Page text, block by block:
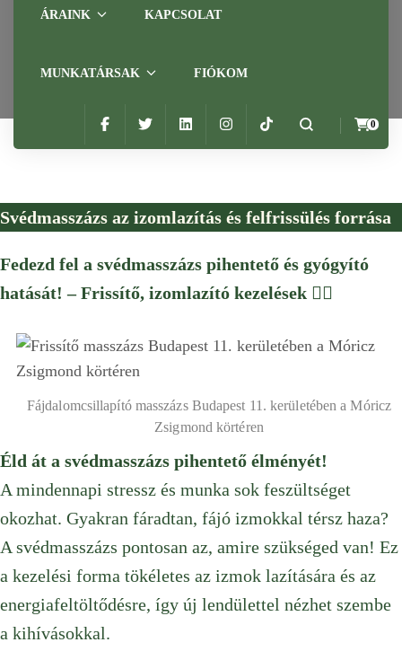
ÁRAINK KAPCSOLAT
MUNKATÁRSAK FIÓKOM
0
izmaidnak kell
Svédmasszázs az izomlazítás és felfrissülés forrása
Fedezd fel a svédmasszázs pihentető és gyógyító
hatását! – Frissítő, izomlazító kezelések 💆‍♀️
Fájdalomcsillapító masszázs Budapest 11. kerületében a Móricz
Zsigmond körtéren
Éld át a svédmasszázs pihentető élményét!
A mindennapi stressz és munka sok feszültséget
okozhat. Gyakran fáradtan, fájó izmokkal térsz haza?
A svédmasszázs pontosan az, amire szükséged van! Ez
a kezelési forma tökéletes az izmok lazítására és az
energiafeltöltődésre, így új lendülettel nézhet szembe
a kihívásokkal.